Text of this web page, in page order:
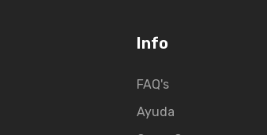
Info
FAQ's
Ayuda